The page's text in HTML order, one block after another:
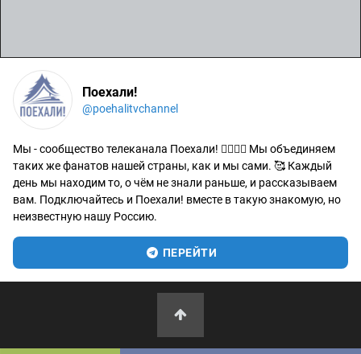
Поехали!
@poehalitvchannel
Мы - сообщество телеканала Поехали! 🙋‍♂️🙋‍♀️ Мы объединяем
таких же фанатов нашей страны, как и мы сами. 🥰 Каждый
день мы находим то, о чём не знали раньше, и рассказываем
вам. Подключайтесь и Поехали! вместе в такую знакомую, но
неизвестную нашу Россию.
ПЕРЕЙТИ